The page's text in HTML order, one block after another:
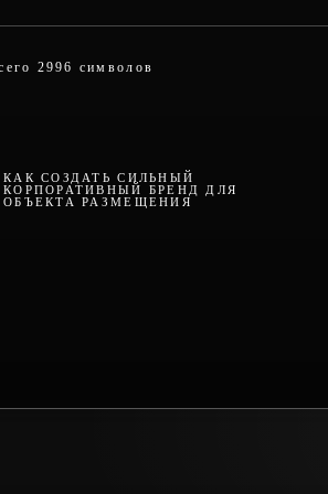
2996 символов
КАК СОЗДАТЬ СИЛЬНЫЙ
КОРПОРАТИВНЫЙ БРЕНД ДЛЯ
ОБЪЕКТА РАЗМЕЩЕНИЯ